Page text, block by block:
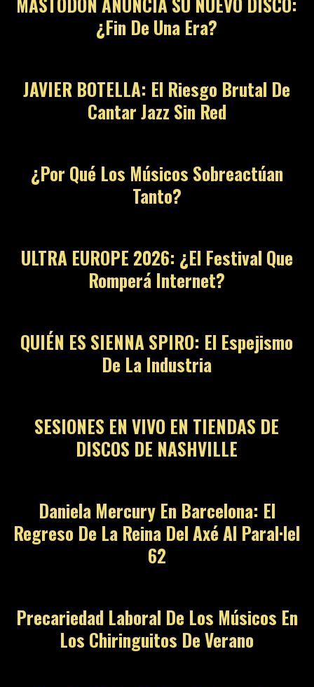
¿Fin De Una Era?
JAVIER BOTELLA: El Riesgo Brutal De
Cantar Jazz Sin Red
¿Por Qué Los Músicos Sobreactúan
Tanto?
ULTRA EUROPE 2026: ¿El Festival Que
Romperá Internet?
QUIÉN ES SIENNA SPIRO: El Espejismo
De La Industria
SESIONES EN VIVO EN TIENDAS DE
DISCOS DE NASHVILLE
Daniela Mercury En Barcelona: El
Regreso De La Reina Del Axé Al Paral·lel
62
Precariedad Laboral De Los Músicos En
Los Chiringuitos De Verano